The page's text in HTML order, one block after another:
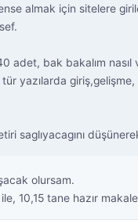
almak için sitelere
adet, bak bakalım
yazılarda
saglıyacagını
olursam.
10,15 tane hazır